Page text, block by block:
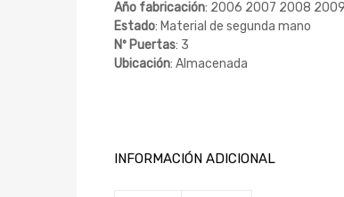
Año fabricación: 2006 2007 2008
Estado: Material de segunda mano
Nº Puertas: 3
Ubicación: Almacenada
INFORMACIÓN ADICIONAL